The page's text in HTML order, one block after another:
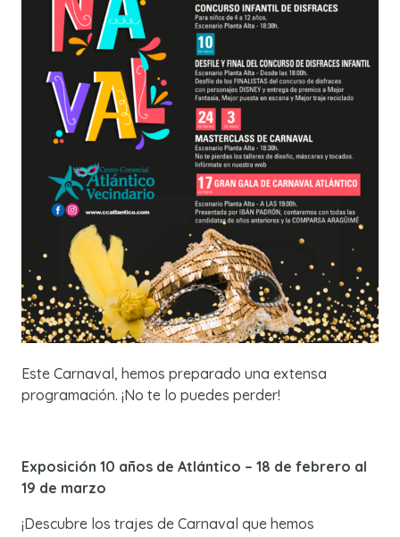
Este Carnaval, hemos preparado una extensa
programación. ¡No te lo puedes perder!
Exposición 10 años de Atlántico – 18 de febrero al
19 de marzo
¡Descubre los trajes de Carnaval que hemos